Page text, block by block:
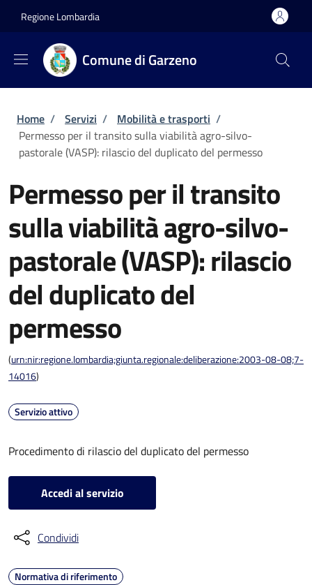
Regione Lombardia
Comune di Garzeno
Briciole di pane
Home / Servizi / Mobilità e trasporti /
Permesso per il transito sulla viabilità agro-silvo-
pastorale (VASP): rilascio del duplicato del permesso
Permesso per il transito
sulla viabilità agro-silvo-
pastorale (VASP): rilascio
del duplicato del
permesso
(urn:nir:regione.lombardia;giunta.regionale:deliberazione:2003-08-08;7-
14016)
Servizio attivo
Procedimento di rilascio del duplicato del permesso
Accedi al servizio
Condividi
Normativa di riferimento